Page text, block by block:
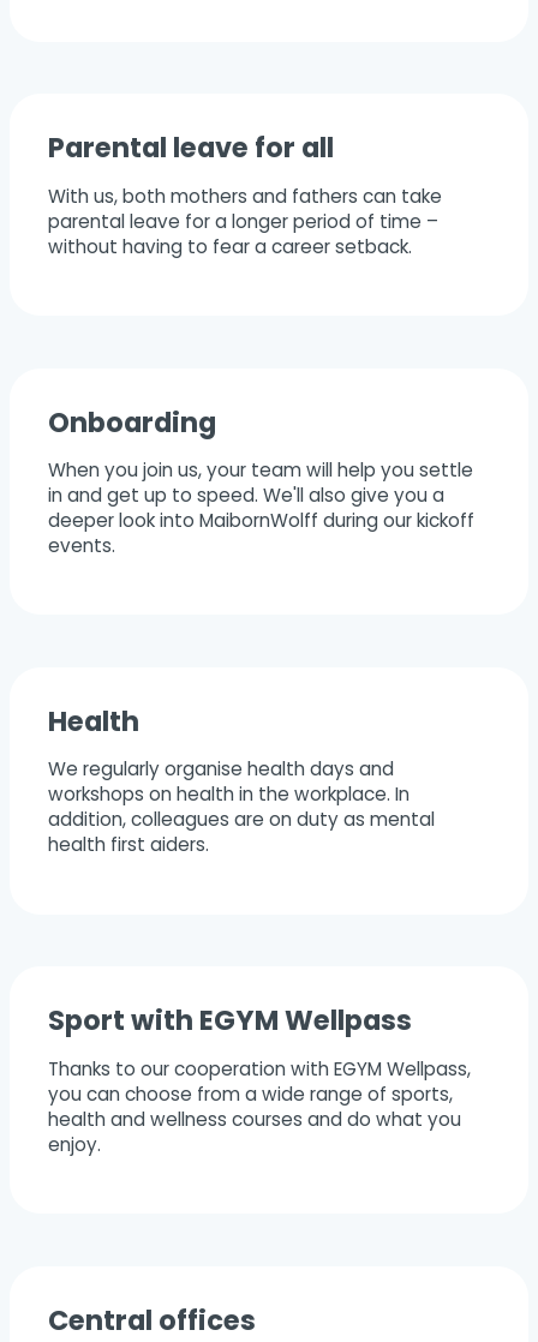
Parental leave for all
With us, both mothers and fathers can take
parental leave for a longer period of time –
without having to fear a career setback.
Onboarding
When you join us, your team will help you settle
in and get up to speed. We'll also give you a
deeper look into MaibornWolff during our kickoff
events.
Health
We regularly organise health days and
workshops on health in the workplace. In
addition, colleagues are on duty as mental
health first aiders.
Sport with EGYM Wellpass
Thanks to our cooperation with EGYM Wellpass,
you can choose from a wide range of sports,
health and wellness courses and do what you
enjoy.
Central offices